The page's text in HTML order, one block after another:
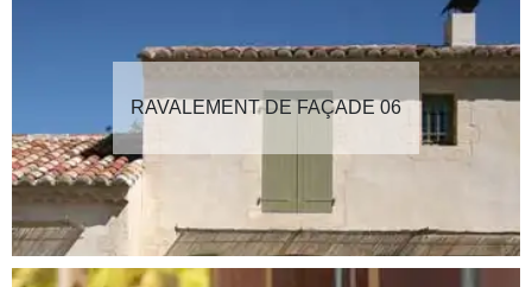
RAVALEMENT DE FAÇADE 06